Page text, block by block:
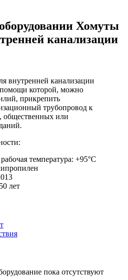
Хомуты
канализации
внутренней канализации
которой, можно
прикрепить
трубопровод к
общественных или
температура: +95°С
лет
пока отсутствуют